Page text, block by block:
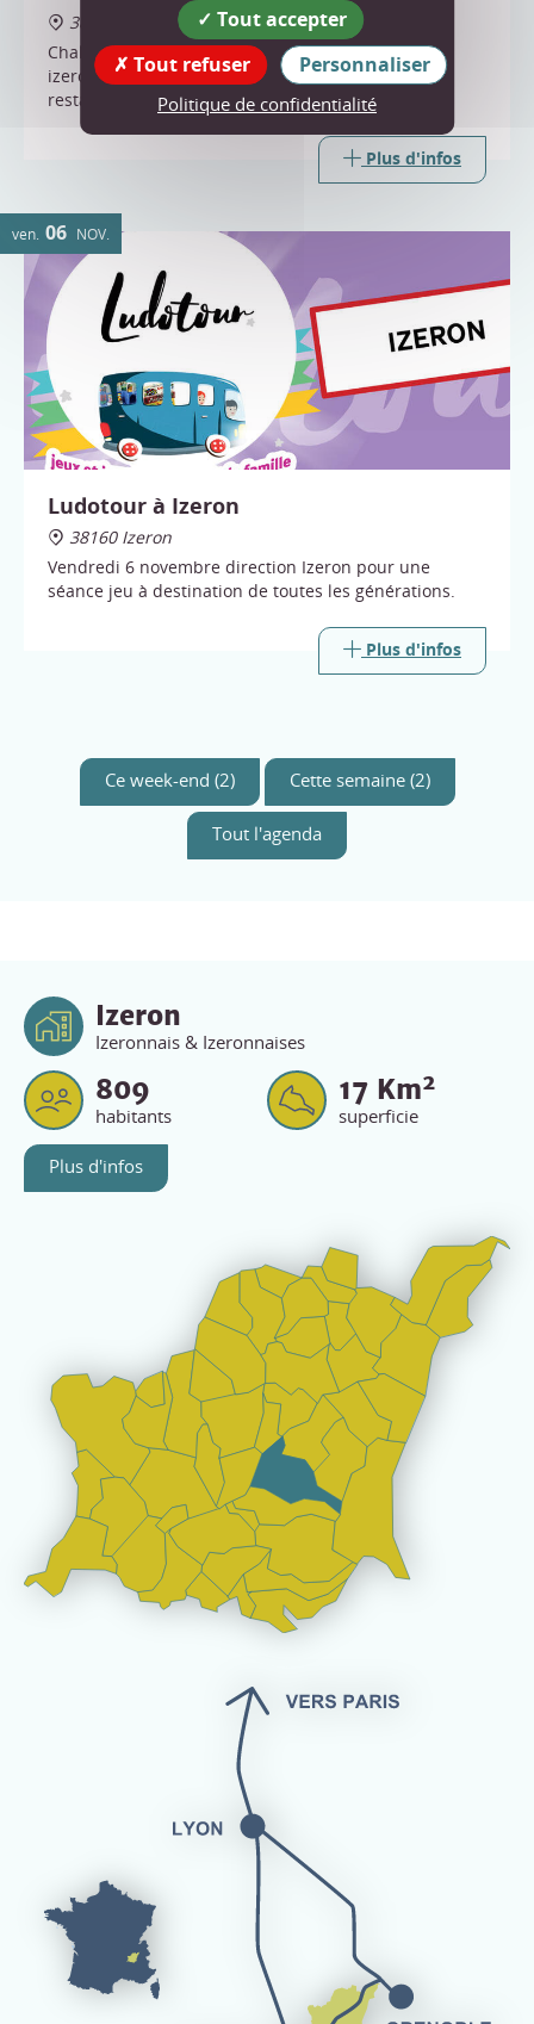
38160 Izeron
Challenge Papy Jacko organisé par "Les pit' boules
izeronnaises" ; limité à 32 doublettes ; - Buvette et
restauration sur place ; Inscription par téléphone
Plus d'infos
ven. 06 NOV.
Ludotour à Izeron
38160 Izeron
Vendredi 6 novembre direction Izeron pour une
séance jeu à destination de toutes les générations.
Plus d'infos
Ce week-end (2) Cette semaine (2)
Tout l'agenda
Izeron
Izeronnais & Izeronnaises
809
habitants
17 Km2
superficie
Plus d'infos
Tout accepter
Tout refuser
Personnaliser
Politique de confidentialité